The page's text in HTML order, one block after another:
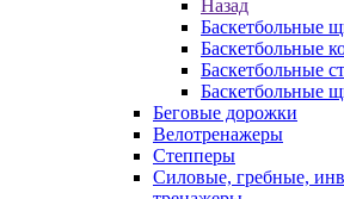
Назад
Баскетбольные
Баскетбольные
Баскетбольные
Баскетбольные
Беговые дорожки
Велотренажеры
Степперы
Силовые, гребные,